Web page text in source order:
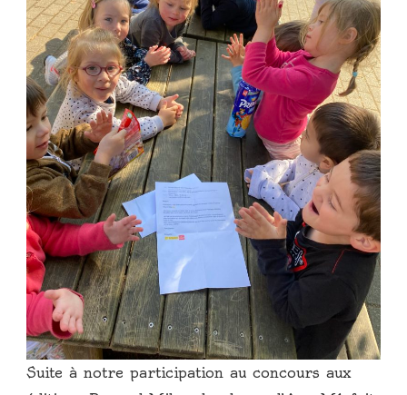
Suite à notre participation au concours aux